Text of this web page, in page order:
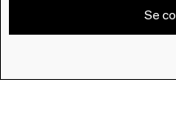
Se